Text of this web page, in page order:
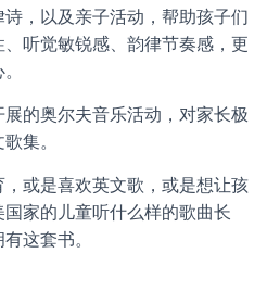
，以及亲子活动，帮助孩子们
听觉敏锐感、韵律节奏感，更
的奥尔夫音乐活动，对家长极
集。
或是喜欢英文歌，或是想让孩
家的儿童听什么样的歌曲长
这套书。